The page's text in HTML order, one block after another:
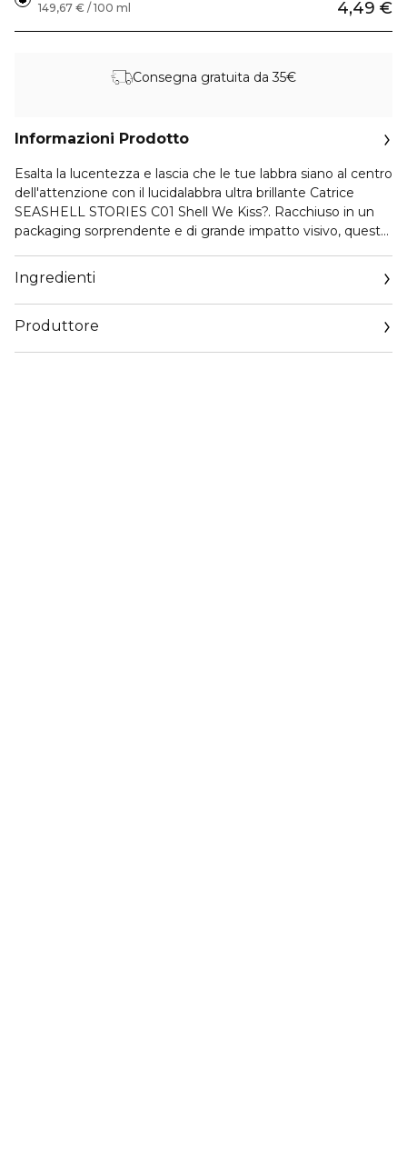
4,49 €
149,67 € / 100 ml
Consegna gratuita da 35€
Informazioni Prodotto
Esalta la lucentezza e lascia che le tue labbra siano al centro
dell'attenzione con il lucidalabbra ultra brillante Catrice
SEASHELL STORIES C01 Shell We Kiss?. Racchiuso in un
packaging sorprendente e di grande impatto visivo, questo
applicarlo. La tonalità rosata trasparente dona una coprenza
leggera con un finish brillante e ultra glossy che cattura
magnificamente la luce. La texture gloss scorre sulle labbra,
lasciandole levigate, luminose e naturalmente curate –
Ingredienti
Produttore